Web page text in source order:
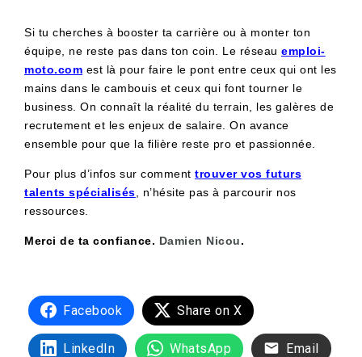
Si tu cherches à booster ta carrière ou à monter ton
équipe, ne reste pas dans ton coin. Le réseau emploi-
moto.com est là pour faire le pont entre ceux qui ont les
mains dans le cambouis et ceux qui font tourner le
business. On connaît la réalité du terrain, les galères de
recrutement et les enjeux de salaire. On avance
ensemble pour que la filière reste pro et passionnée.
Pour plus d’infos sur comment trouver vos futurs
talents spécialisés , n’hésite pas à parcourir nos
ressources.
Merci de ta confiance. Damien Nicou.
Facebook Share on X
LinkedIn WhatsApp Email